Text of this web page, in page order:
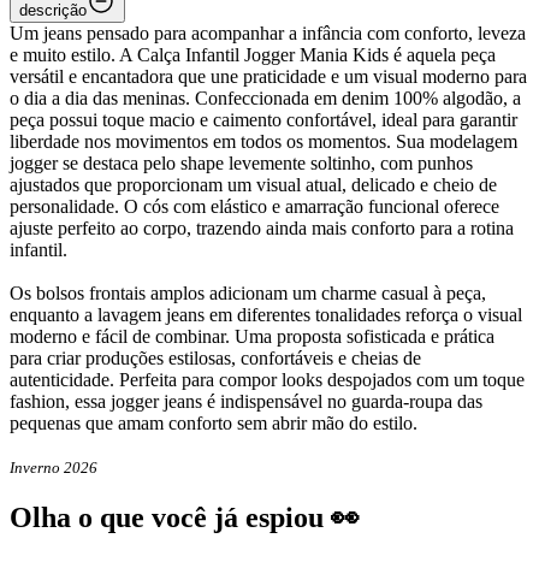
descrição
Um jeans pensado para acompanhar a infância com conforto, leveza
e muito estilo. A Calça Infantil Jogger Mania Kids é aquela peça
versátil e encantadora que une praticidade e um visual moderno para
o dia a dia das meninas. Confeccionada em denim 100% algodão, a
peça possui toque macio e caimento confortável, ideal para garantir
liberdade nos movimentos em todos os momentos. Sua modelagem
jogger se destaca pelo shape levemente soltinho, com punhos
ajustados que proporcionam um visual atual, delicado e cheio de
personalidade. O cós com elástico e amarração funcional oferece
ajuste perfeito ao corpo, trazendo ainda mais conforto para a rotina
infantil.
Os bolsos frontais amplos adicionam um charme casual à peça,
enquanto a lavagem jeans em diferentes tonalidades reforça o visual
moderno e fácil de combinar. Uma proposta sofisticada e prática
para criar produções estilosas, confortáveis e cheias de
autenticidade. Perfeita para compor looks despojados com um toque
fashion, essa jogger jeans é indispensável no guarda-roupa das
pequenas que amam conforto sem abrir mão do estilo.
Inverno 2026
Olha o que você já espiou 👀